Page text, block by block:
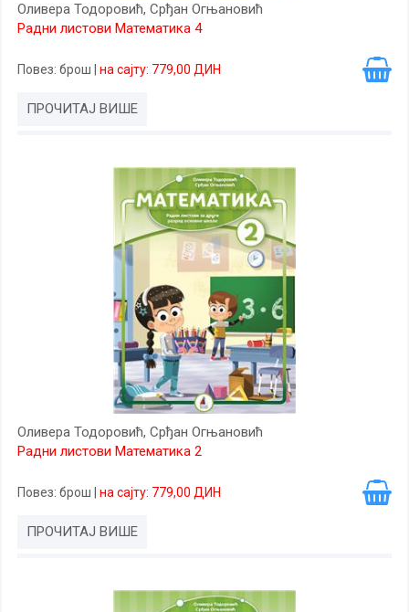
Оливера Тодоровић, Срђан Огњановић
Радни листови Математика 4
Повез: брош на сајту: 779,00 ДИН
ПРОЧИТАЈ ВИШЕ
Оливера Тодоровић, Срђан Огњановић
Радни листови Математика 2
Повез: брош на сајту: 779,00 ДИН
ПРОЧИТАЈ ВИШЕ